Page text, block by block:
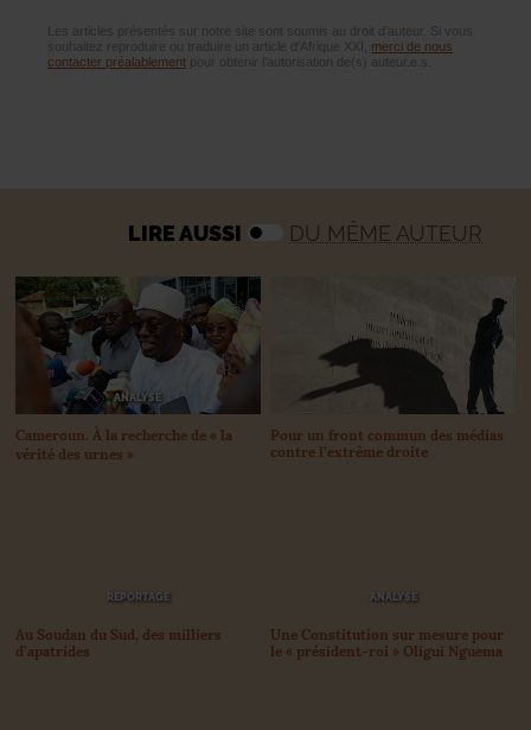
Les articles présentés sur notre site sont soumis au droit d’auteur. Si vous
souhaitez reproduire ou traduire un article d’Afrique XXI, merci de nous
contacter préalablement pour obtenir l’autorisation de(s) auteur.e.s.
LIRE AUSSI DU MÊME AUTEUR
ANALYSE
Cameroun. À la recherche de « la
vérité des urnes »
Pour un front commun des médias
contre l’extrême droite
REPORTAGE
Au Soudan du Sud, des milliers
d’apatrides
ANALYSE
Une Constitution sur mesure pour
le « président-roi » Oligui Nguema